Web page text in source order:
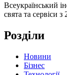
Всеукраїнський
свята та сервіси з
Розділи
Новини
Бізнес